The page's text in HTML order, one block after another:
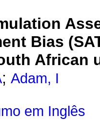
Bias
African
; Adam, I
em Inglês